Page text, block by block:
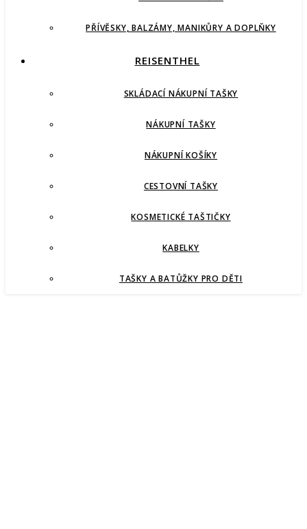
PŘÍVĚSKY, BALZÁMY, MANIKŮRY A DOPLŇKY
REISENTHEL
SKLÁDACÍ NÁKUPNÍ TAŠKY
NÁKUPNÍ TAŠKY
NÁKUPNÍ KOŠÍKY
CESTOVNÍ TAŠKY
KOSMETICKÉ TAŠTIČKY
KABELKY
TAŠKY A BATŮŽKY PRO DĚTI